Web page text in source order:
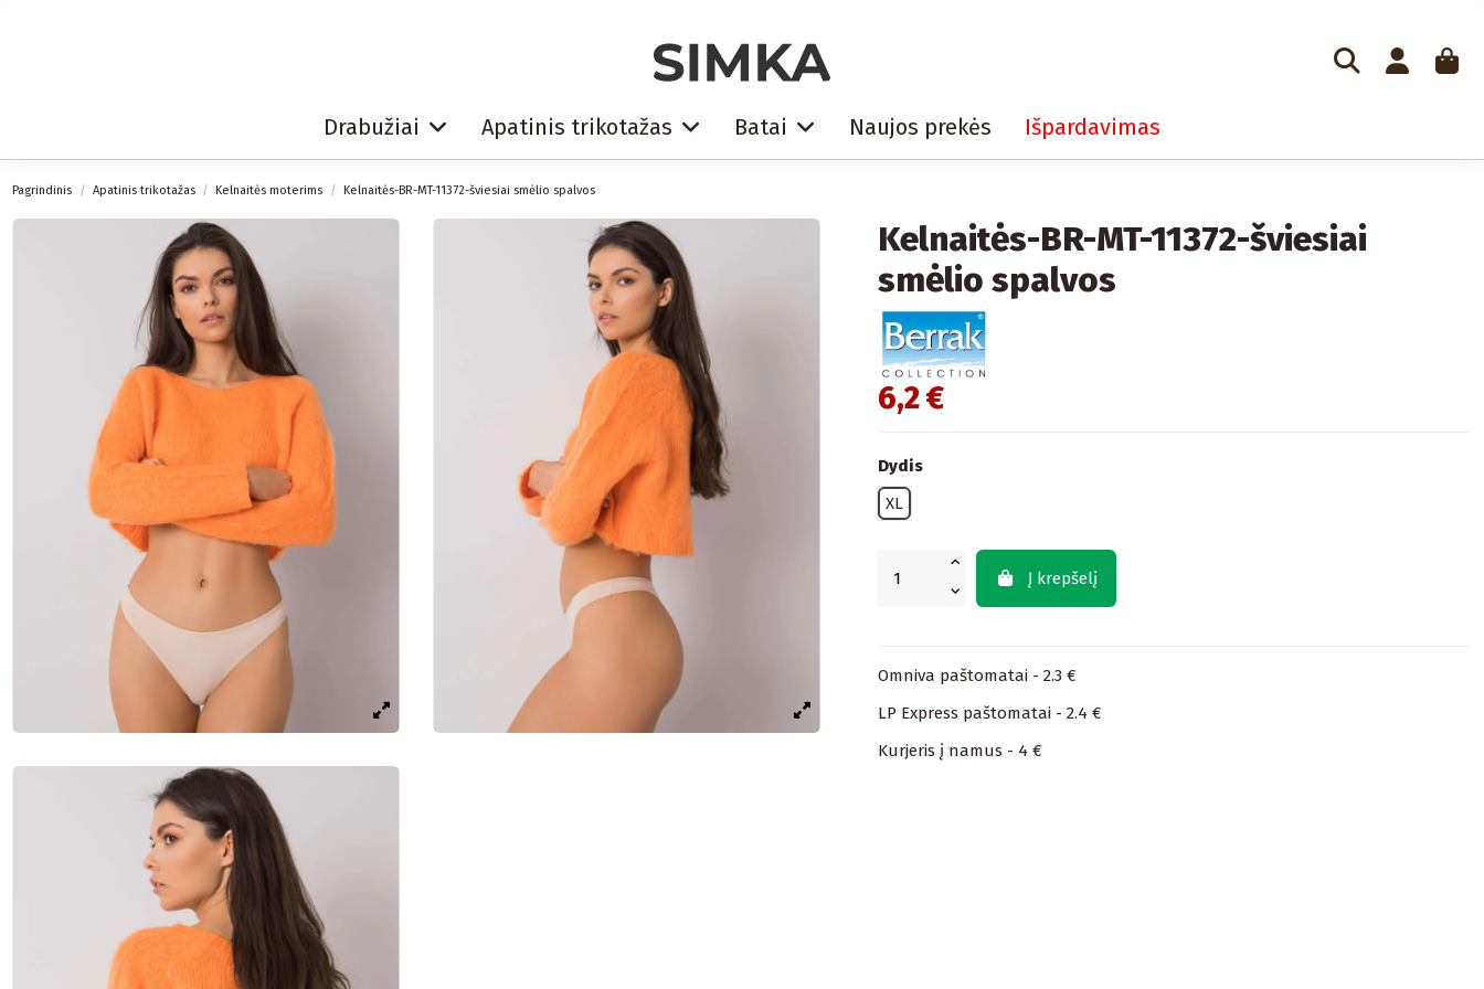
Drabužiai Apatinis trikotažas Batai Naujos prekės Išpardavimas
Pagrindinis Apatinis trikotažas Kelnaitės moterims Kelnaitės-BR-MT-11372-šviesiai smėlio spalvos
Kelnaitės-BR-MT-11372-šviesiai
smėlio spalvos
6,2 €
Dydis
XL
Į krepšelį
Omniva paštomatai - 2.3 €
LP Express paštomatai - 2.4 €
Kurjeris į namus - 4 €